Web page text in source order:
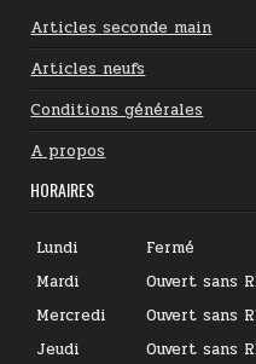
Articles seconde main
Articles neufs
Conditions générales
A propos
HORAIRES
Lundi
Fermé
Mardi
Ouvert sans
Mercredi
Ouvert sans
Jeudi
Ouvert sans